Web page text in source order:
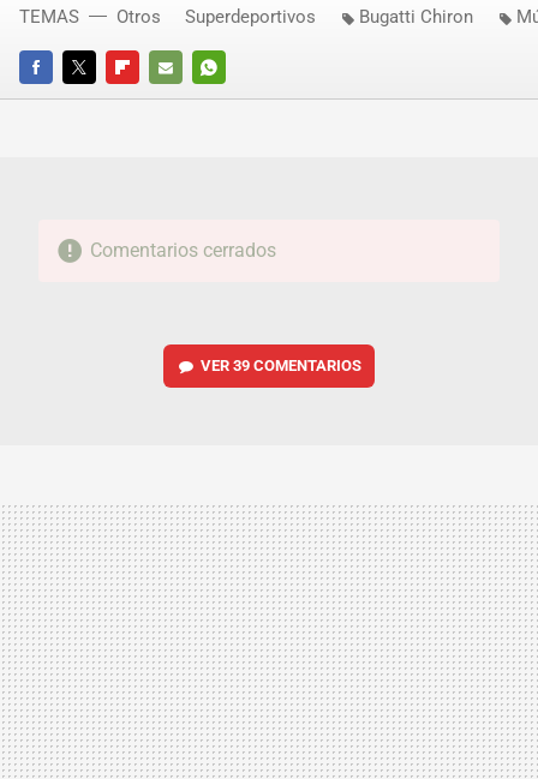
FACEBOOKTWITTERFLIPBOARD
E-
WHATSAPP
TEMAS Otros Superdeportivos Bugatti Chiron
Comentarios cerrados
VER 39 COMENTARIOS